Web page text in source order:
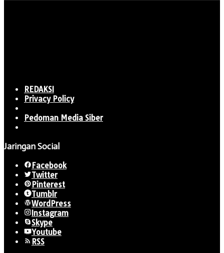
REDAKSI
Privacy Policy
Pedoman Media Siber
Jaringan Social
Facebook
Twitter
Pinterest
Tumblr
WordPress
Instagram
Skype
Youtube
RSS